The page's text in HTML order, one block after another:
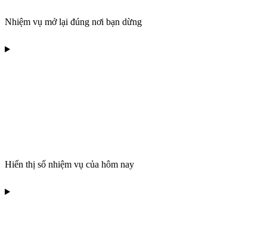
Nhiệm vụ mở lại đúng nơi bạn dừng
Hiển thị số nhiệm vụ của hôm nay